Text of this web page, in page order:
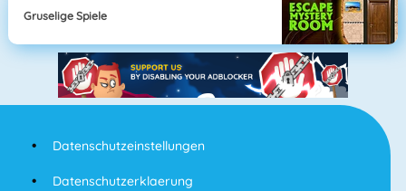
Gruselige Spiele
Datenschutzeinstellungen
Datenschutzerklaerung